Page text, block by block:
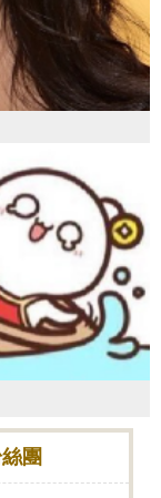
團